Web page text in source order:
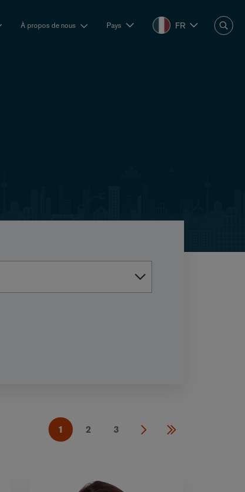
À propos de nous Pays FR
1 2 3